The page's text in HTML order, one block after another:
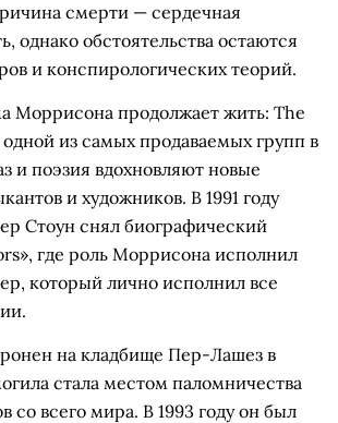
смерти — сердечная
однако обстоятельства остаются
и конспирологических теорий.
Моррисона продолжает жить: The
из самых продаваемых групп в
и поэзия вдохновляют новые
и художников. В 1991 году
Стоун снял биографический
где роль Моррисона исполнил
который лично исполнил все
на кладбище Пер-Лашез в
стала местом паломничества
со всего мира. В 1993 году он был